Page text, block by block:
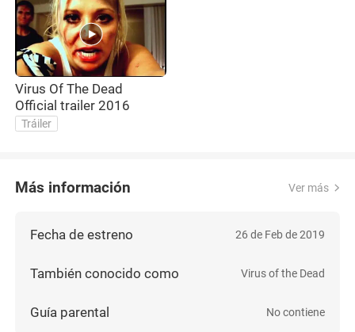
Virus Of The Dead
Official trailer 2016
Tráiler
Más información Ver más
Fecha de estreno 26 de Feb de 2019
También conocido como Virus of the Dead
Guía parental No contiene